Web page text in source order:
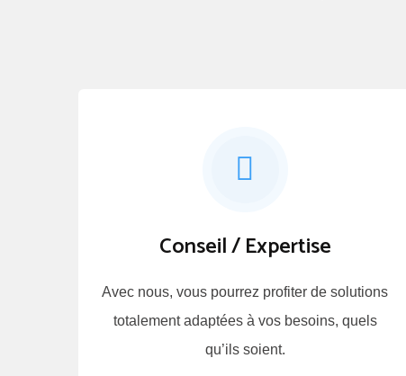
Conseil / Expertise
Avec nous, vous pourrez profiter de solutions
totalement adaptées à vos besoins, quels
qu’ils soient.